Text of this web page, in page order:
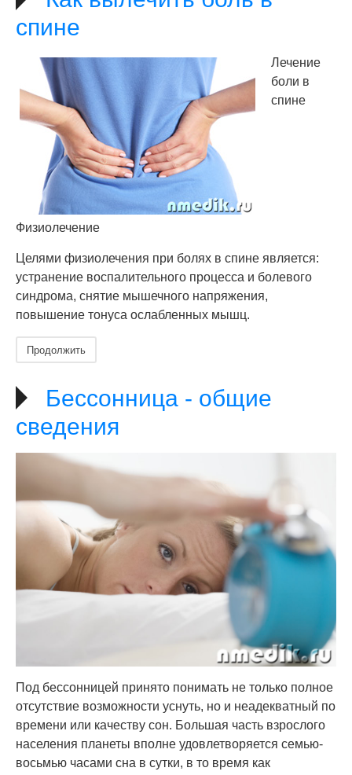
спине
Лечение
боли в
спине
Физиолечение
Целями физиолечения при болях в спине является:
устранение воспалительного процесса и болевого
синдрома, снятие мышечного напряжения,
повышение тонуса ослабленных мышц.
Продолжить
Бессонница - общие
сведения
Под бессонницей принято понимать не только полное
отсутствие возможности уснуть, но и неадекватный по
времени или качеству сон. Большая часть взрослого
населения планеты вполне удовлетворяется семью-
восьмью часами сна в сутки, в то время как